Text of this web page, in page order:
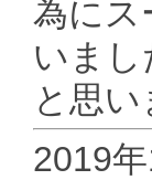
為にス
いま
と思い
2019